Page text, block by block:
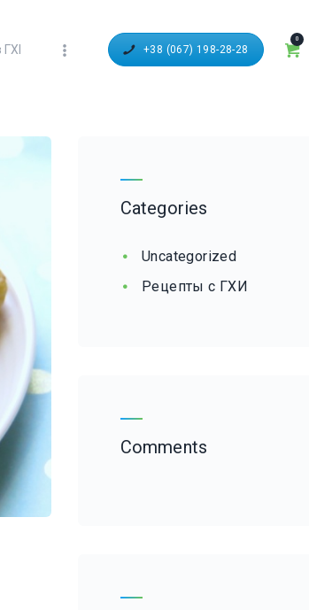
+38 (067) 198-28-28
0
Categories
Uncategorized
Рецепты с ГХИ
Comments